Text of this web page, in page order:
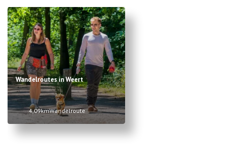
Wandelroutes in Weert
4,09kmWandelroute